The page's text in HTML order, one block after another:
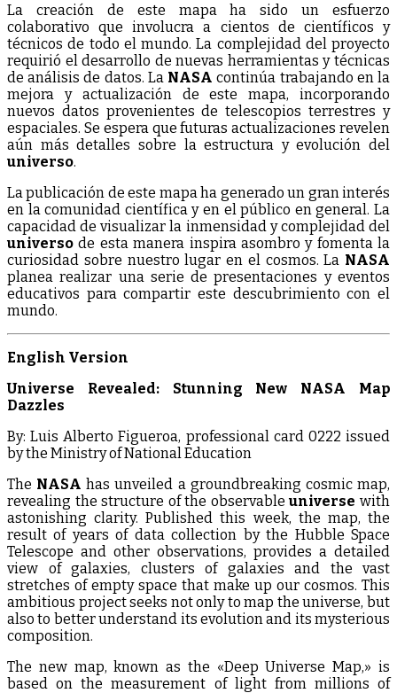
La creación de este mapa ha sido un esfuerzo
colaborativo que involucra a cientos de científicos y
técnicos de todo el mundo. La complejidad del proyecto
requirió el desarrollo de nuevas herramientas y técnicas
de análisis de datos. La NASA continúa trabajando en la
mejora y actualización de este mapa, incorporando
nuevos datos provenientes de telescopios terrestres y
espaciales. Se espera que futuras actualizaciones revelen
aún más detalles sobre la estructura y evolución del
universo.
La publicación de este mapa ha generado un gran interés
en la comunidad científica y en el público en general. La
capacidad de visualizar la inmensidad y complejidad del
universo de esta manera inspira asombro y fomenta la
curiosidad sobre nuestro lugar en el cosmos. La NASA
planea realizar una serie de presentaciones y eventos
educativos para compartir este descubrimiento con el
mundo.
English Version
Universe Revealed: Stunning New NASA Map
Dazzles
By: Luis Alberto Figueroa, professional card 0222 issued
by the Ministry of National Education
The NASA has unveiled a groundbreaking cosmic map,
revealing the structure of the observableuniverse with
astonishing clarity. Published this week, the map, the
result of years of data collection by the Hubble Space
Telescope and other observations, provides a detailed
view of galaxies, clusters of galaxies and the vast
stretches of empty space that make up our cosmos. This
ambitious project seeks not only to map the universe, but
also to better understand its evolution and its mysterious
composition.
The new map, known as the «Deep Universe Map,» is
based on the measurement of light from millions of